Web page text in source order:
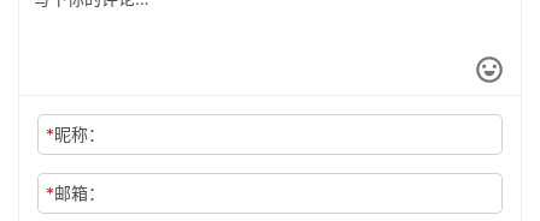
*昵称：
*邮箱：